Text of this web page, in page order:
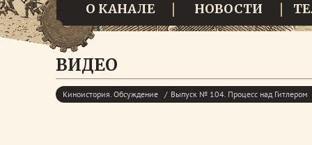
О КАНАЛЕ НОВОСТИ
ВИДЕО
Киноистория. Обсуждение Выпуск № 104. Процесс над Гитлером